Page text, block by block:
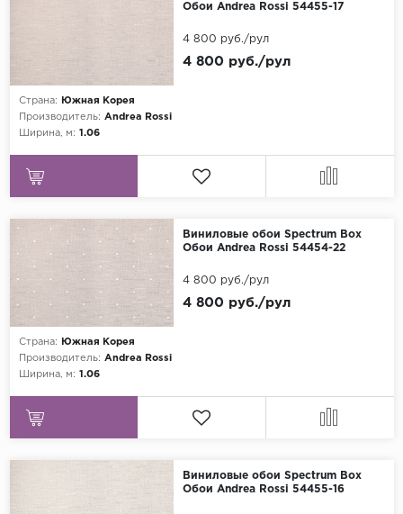
Обои Andrea Rossi 54455-17
Страна:
Южная Корея
Производитель: Andrea Rossi
Ширина, м: 1.06
4 800 руб./рул
4 800 руб./рул
Виниловые обои Spectrum Box
Обои Andrea Rossi 54454-22
Страна:
Южная Корея
Производитель: Andrea Rossi
Ширина, м: 1.06
4 800 руб./рул
4 800 руб./рул
Виниловые обои Spectrum Box
Обои Andrea Rossi 54455-16